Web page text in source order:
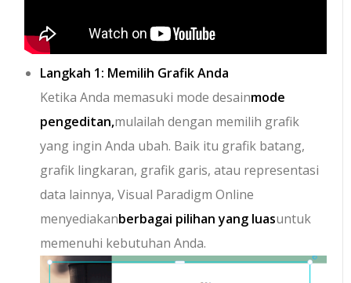
Langkah 1: Memilih Grafik Anda
Ketika Anda memasuki mode desainmode
pengeditan,mulailah dengan memilih grafik
yang ingin Anda ubah. Baik itu grafik batang,
grafik lingkaran, grafik garis, atau representasi
data lainnya, Visual Paradigm Online
menyediakanberbagai pilihan yang luasuntuk
memenuhi kebutuhan Anda.